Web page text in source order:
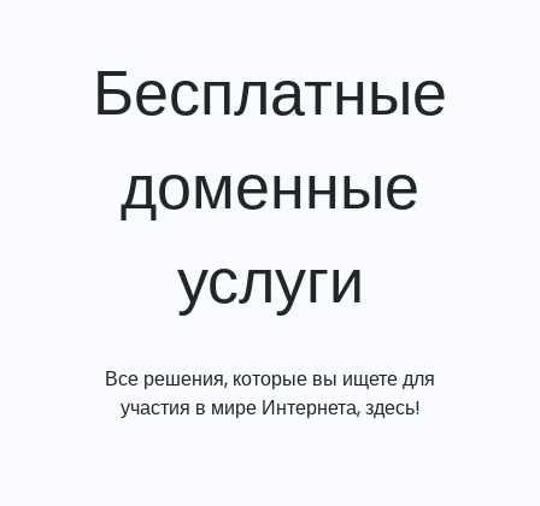
Бесплатные
доменные
услуги
Все решения, которые вы ищете для
участия в мире Интернета, здесь!